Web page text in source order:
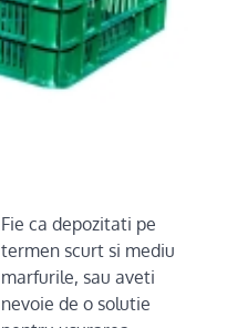
Fie ca depozitati pe
termen scurt si mediu
marfurile, sau aveti
nevoie de o solutie